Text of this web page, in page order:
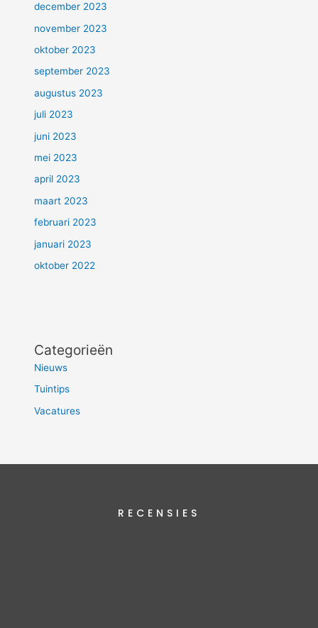
december 2023
november 2023
oktober 2023
september 2023
augustus 2023
juli 2023
juni 2023
mei 2023
april 2023
maart 2023
februari 2023
januari 2023
oktober 2022
Categorieën
Nieuws
Tuintips
Vacatures
RECENSIES